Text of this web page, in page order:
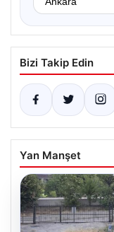
Bizi Takip Edin
Yan Manşet